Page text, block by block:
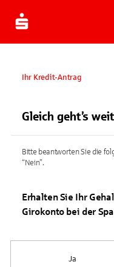
Ihr Kredit-Antrag
Gleich geht’s
Bitte beantworten Sie die
“Nein”.
Erhalten Sie Ihr
Girokonto bei der
Ja